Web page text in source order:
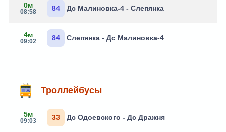
0м
08:58 84 Дс Малиновка-4 - Слепянка
4м
09:02 84 Слепянка - Дс Малиновка-4
Троллейбусы
5м
09:03 33 Дс Одоевского - Дс Дражня